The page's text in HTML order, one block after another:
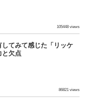
105448 views
てみて感じた「リッケ
と欠点
86821 views